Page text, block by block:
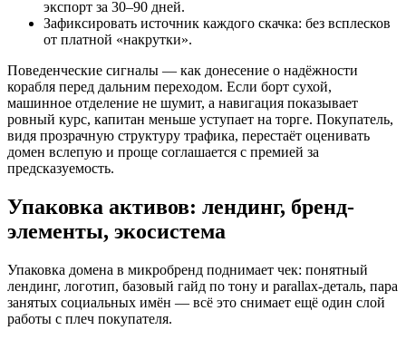
экспорт за 30–90 дней.
Зафиксировать источник каждого скачка: без всплесков
от платной «накрутки».
Поведенческие сигналы — как донесение о надёжности
корабля перед дальним переходом. Если борт сухой,
машинное отделение не шумит, а навигация показывает
ровный курс, капитан меньше уступает на торге. Покупатель,
видя прозрачную структуру трафика, перестаёт оценивать
домен вслепую и проще соглашается с премией за
предсказуемость.
Упаковка активов: лендинг, бренд-
элементы, экосистема
Упаковка домена в микробренд поднимает чек: понятный
лендинг, логотип, базовый гайд по тону и parallax-деталь, пара
занятых социальных имён — всё это снимает ещё один слой
работы с плеч покупателя.